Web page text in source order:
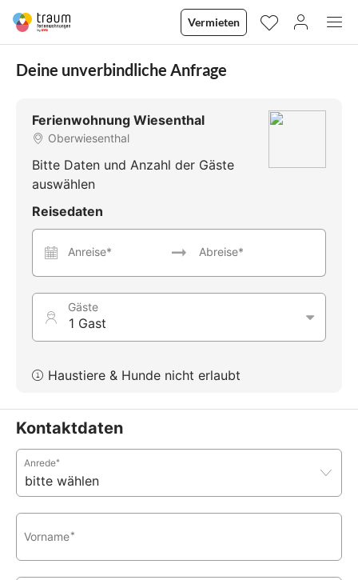
Vermieten
Kontaktdaten
Anrede*
Vorname*
Deine unverbindliche Anfrage
Ferienwohnung Wiesenthal
Oberwiesenthal
Bitte Daten und Anzahl der Gäste
auswählen
Reisedaten
Anreise* Abreise*
Gäste
1 Gast
Haustiere & Hunde nicht erlaubt